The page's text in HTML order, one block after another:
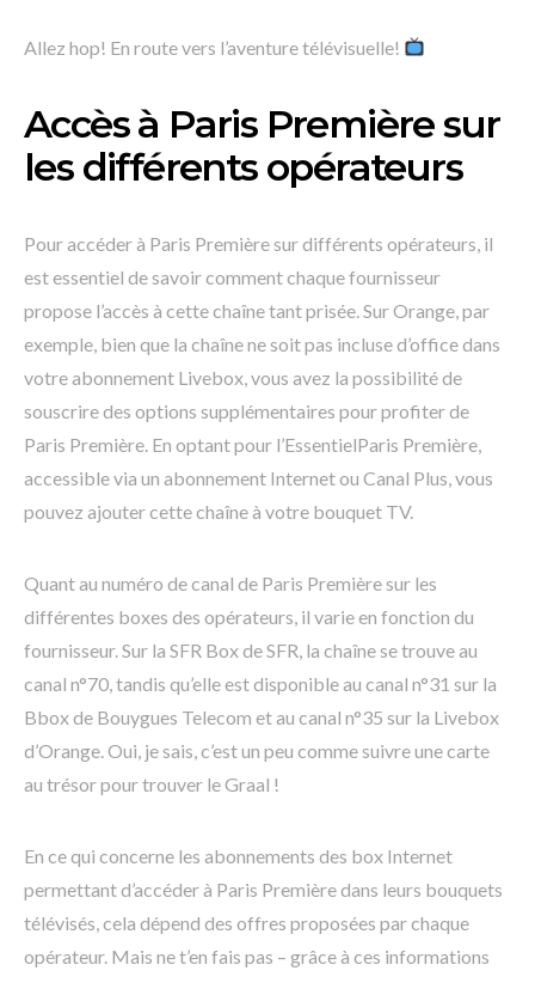
Allez hop! En route vers l’aventure télévisuelle!
Accès à Paris Première sur
les différents opérateurs
Pour accéder à Paris Première sur différents opérateurs, il
est essentiel de savoir comment chaque fournisseur
propose l’accès à cette chaîne tant prisée. Sur Orange, par
exemple, bien que la chaîne ne soit pas incluse d’office dans
votre abonnement Livebox, vous avez la possibilité de
souscrire des options supplémentaires pour profiter de
Paris Première. En optant pour l’EssentielParis Première,
accessible via un abonnement Internet ou Canal Plus, vous
pouvez ajouter cette chaîne à votre bouquet TV.
Quant au numéro de canal de Paris Première sur les
différentes boxes des opérateurs, il varie en fonction du
fournisseur. Sur la SFR Box de SFR, la chaîne se trouve au
canal n°70, tandis qu’elle est disponible au canal n°31 sur la
Bbox de Bouygues Telecom et au canal n°35 sur la Livebox
d’Orange. Oui, je sais, c’est un peu comme suivre une carte
au trésor pour trouver le Graal !
En ce qui concerne les abonnements des box Internet
permettant d’accéder à Paris Première dans leurs bouquets
télévisés, cela dépend des offres proposées par chaque
opérateur. Mais ne t’en fais pas – grâce à ces informations